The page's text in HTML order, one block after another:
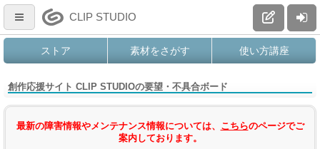
CLIP STUDIO
ストア 素材をさがす 使い方講座
創作応援サイト CLIP STUDIOの要望・不具合ボード
最新の障害情報やメンテナンス情報については、 こちらのページでご
案内しております。